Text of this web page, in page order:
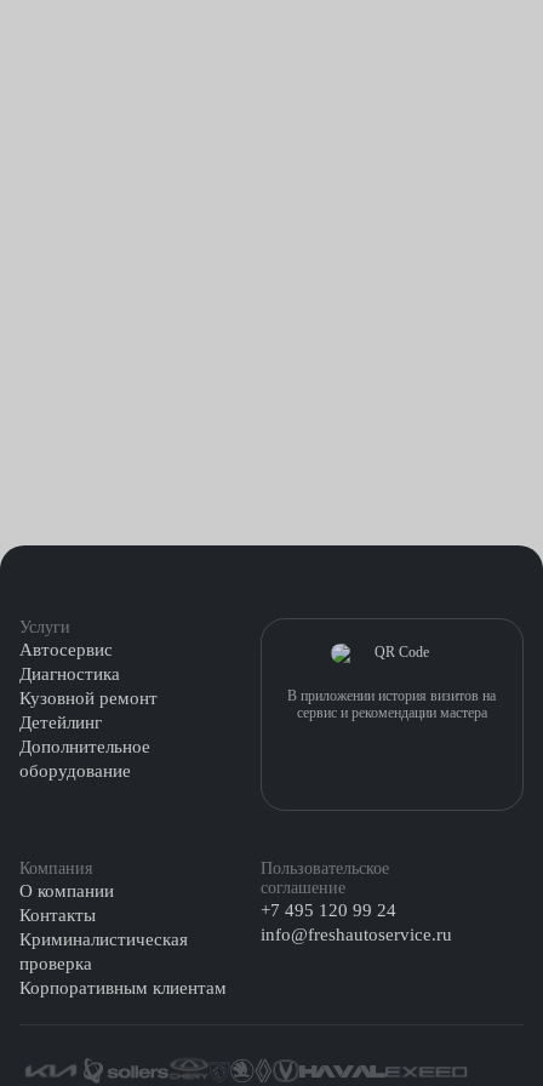
Услуги
Автосервис
Диагностика
Кузовной ремонт
Детейлинг
Дополнительное
оборудование
Компания
О компании
Контакты
Криминалистическая
проверка
Корпоративным клиентам
Пользовательское
соглашение
+7 495 120 99 24
info@freshautoservice.ru
В приложении история визитов на
сервис и рекомендации мастера